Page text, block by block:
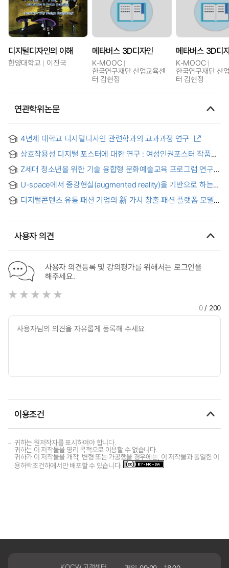
디지털디자인의 이해
한양대학교 이진국
메타버스 3D디자인
K-MOOC
한국연구재단 산업교육센
터 김현정
메타버스 3D디
K-MOOC
한국연구재단 산
터 김현정
연관학위논문
4년제 대학교 디지털디자인 관련학과의 교과과정 연구
상호작용성 디지털 포스터에 대한 연구 : 여성인권포스터 작품
제작을 중심으로
Z세대 청소년을 위한 기술 융합형 문화예술교육 프로그램 연구 :
메타버스 AR놀이터 사례중심으로 = Case Study of
Technology convergence Culture and Arts Education
Program for Z Generation
U-space에서 증강현실(augmented reality)을 기반으로 하는
3D 디자인 시뮬레이션 연구 : ARToolKit 활용을 중심으로 =
(A)study on 3D design simulation based augmented reality
디지털콘텐츠 유통 패션 기업의 新 가치 창출 패션 플랫폼 모델
사용자 의견
사용자 의견등록 및 강의평가를 위해서는 로그인을
해주세요.
0/ 200
이용조건
귀하는 원저작자를 표시하여야 합니다.
귀하는 이 저작물을 영리 목적으로 이용할 수 없습니다.
귀하가 이 저작물을 개작, 변형 또는 가공했을 경우에는, 이 저작물과 동일한 이
용허락조건하에서만 배포할 수 있습니다.